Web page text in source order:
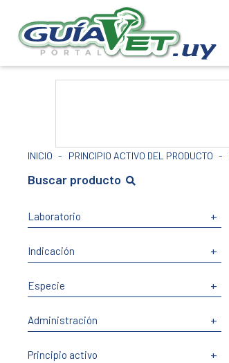
INICIO - PRINCIPIO ACTIVO DEL PRODUCTO -
Buscar producto
Laboratorio +
Indicación +
Especie +
Administración +
Principio activo +